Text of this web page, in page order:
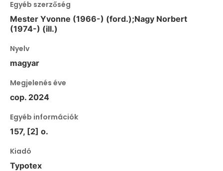
Egyéb szerzőség
Mester Yvonne (1966-) (ford.);Nagy Norbert
(1974-) (ill.)
Nyelv
magyar
Megjelenés éve
cop. 2024
Egyéb információk
157, [2] o.
Kiadó
Typotex